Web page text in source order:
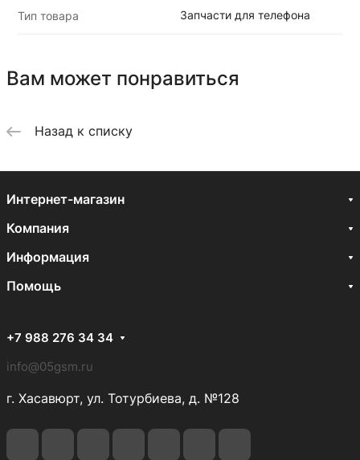
Тип товара Запчасти для телефона
Вам может понравиться
Назад к списку
Интернет-магазин
Компания
Информация
Помощь
+7 988 276 34 34
info@05gsm.ru
г. Хасавюрт, ул. Тотурбиева, д. №128